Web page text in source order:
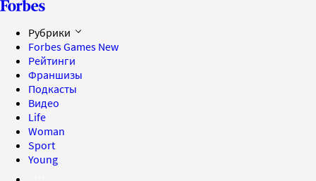
Рубрики
Forbes Games New
Рейтинги
Франшизы
Подкасты
Видео
Life
Woman
Sport
Young